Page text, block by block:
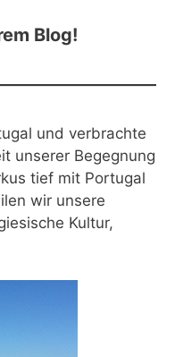
Blog!
und verbrachte
unserer Begegnung
tief mit Portugal
wir unsere
Kultur,